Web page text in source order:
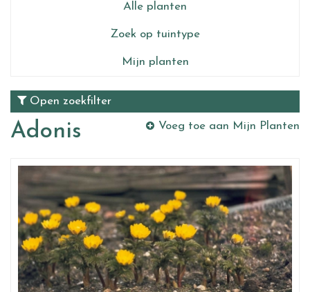
Alle planten
Zoek op tuintype
Mijn planten
Open zoekfilter
Adonis Voeg toe aan Mijn Planten